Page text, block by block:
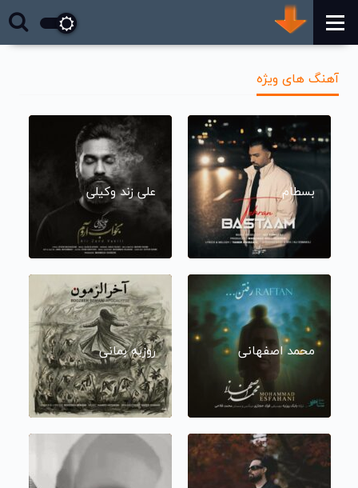
آهنگ های ویژه
بسطام علی زند وکیلی
محمد اصفهانی روزبه بمانی